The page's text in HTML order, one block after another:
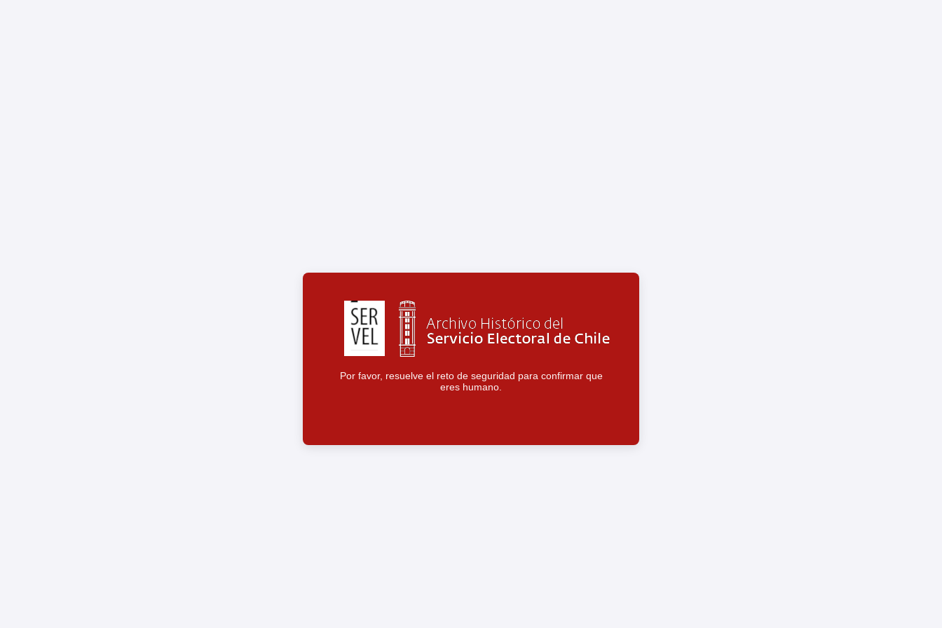
Por favor, resuelve el reto de seguridad para confirmar que
eres humano.